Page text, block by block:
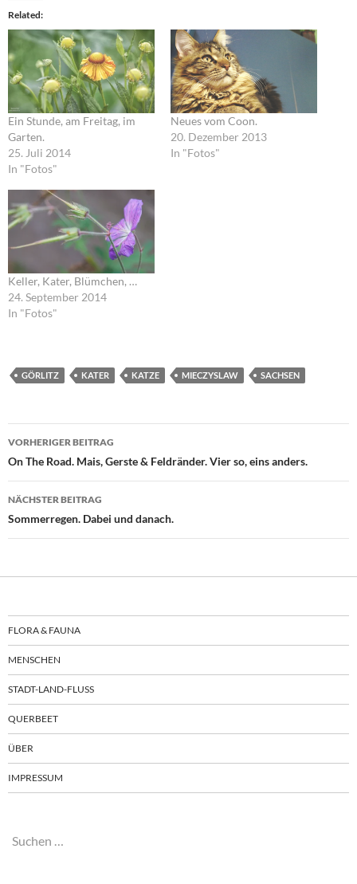
Related
Ein Stunde, am Freitag, im
Garten.
25. Juli 2014
In "Fotos"
Neues vom Coon.
20. Dezember 2013
In "Fotos"
Keller, Kater, Blümchen, …
24. September 2014
In "Fotos"
GÖRLITZ KATER KATZE MIECZYSLAW SACHSEN
Beitragsnavigation
VORHERIGER BEITRAG
On The Road. Mais, Gerste & Feldränder. Vier so, eins anders.
NÄCHSTER BEITRAG
Sommerregen. Dabei und danach.
FLORA & FAUNA
MENSCHEN
STADT-LAND-FLUSS
QUERBEET
ÜBER
IMPRESSUM
Suchen